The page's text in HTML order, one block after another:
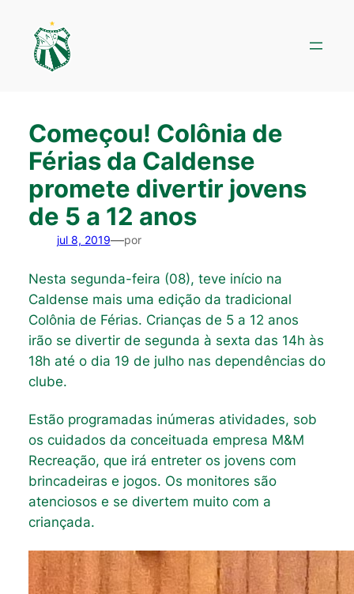
conteúdo
Começou! Colônia de
Férias da Caldense
promete divertir jovens
de 5 a 12 anos
jul 8, 2019—por
Nesta segunda-feira (08), teve início na
Caldense mais uma edição da tradicional
Colônia de Férias. Crianças de 5 a 12 anos
irão se divertir de segunda à sexta das 14h às
18h até o dia 19 de julho nas dependências do
clube.
Estão programadas inúmeras atividades, sob
os cuidados da conceituada empresa M&M
Recreação, que irá entreter os jovens com
brincadeiras e jogos. Os monitores são
atenciosos e se divertem muito com a
criançada.